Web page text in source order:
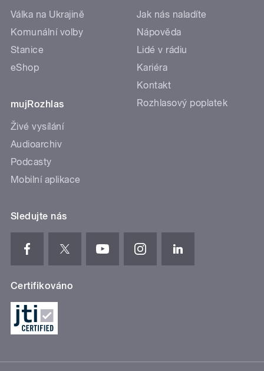
Válka na Ukrajině
Komunální volby
Stanice
eShop
mujRozhlas
Živé vysílání
Audioarchiv
Podcasty
Mobilní aplikace
Jak nás naladíte
Nápověda
Lidé v rádiu
Kariéra
Kontakt
Rozhlasový poplatek
Sledujte nás
Certifikováno